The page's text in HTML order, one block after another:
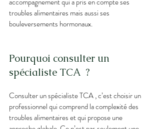
troubles alimentaires mais aussi ses
bouleversements hormonaux.
Pourquoi consulter un
spécialiste TCA  ?
Consulter un spécialiste TCA , c’est choisir un
professionnel qui comprend la complexité des
troubles alimentaires et qui propose une